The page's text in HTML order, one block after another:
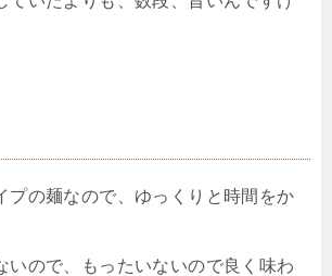
プの麺なので、ゆっくりと時間をか
いので、もったいないので良く味わ